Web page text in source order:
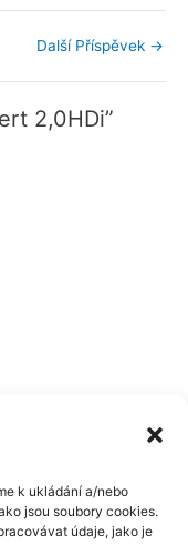
k ukládání a/nebo
jsou soubory cookies.
údaje, jako je
Další Příspěvek →
2,0HDi”